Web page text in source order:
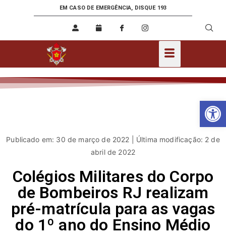
EM CASO DE EMERGÊNCIA, DISQUE 193
Publicado em: 30 de março de 2022 | Última modificação: 2 de
abril de 2022
Colégios Militares do Corpo
de Bombeiros RJ realizam
pré-matrícula para as vagas
do 1º ano do Ensino Médio